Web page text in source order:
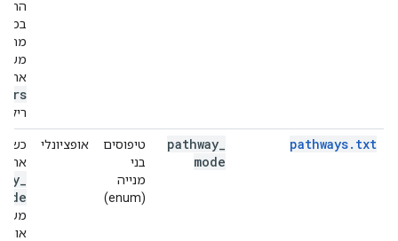
את
ריק.
pathways.txt
pathway
mode
טיפוסים
בני
מנייה
(enum)
אופציונלי
את
אותו